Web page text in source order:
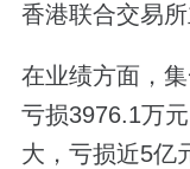
香港联合交易所
在业绩方面，
亏损3976.1万
大，亏损近5亿